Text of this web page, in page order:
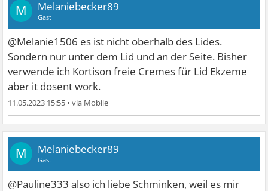
M Melaniebecker89
Gast
@Melanie1506 es ist nicht oberhalb des Lides.
Sondern nur unter dem Lid und an der Seite. Bisher
verwende ich Kortison freie Cremes für Lid Ekzeme
aber it dosent work.
11.05.2023 15:55 •
M Melaniebecker89
Gast
@Pauline333 also ich liebe Schminken, weil es mir